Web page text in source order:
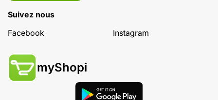
Suivez nous
Facebook
Instagram
myShopi